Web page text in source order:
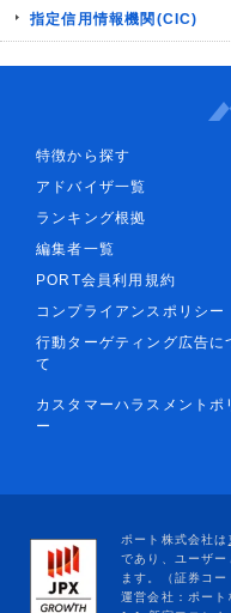
指定信用情報機関(CIC)
特徴から探す
アドバイザ一覧
ランキング根拠
編集者一覧
PORT会員利用規約
コンプライアンスポリシー
行動ターゲティング広告に
て
カスタマーハラスメントポ
ー